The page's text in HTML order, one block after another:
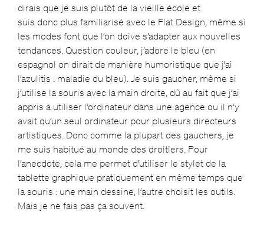
dirais que je suis plutôt de la vieille école et
suis donc plus familiarisé avec le Flat Design, même si
les modes font que l’on doive s’adapter aux nouvelles
tendances. Question couleur, j’adore le bleu (en
espagnol on dirait de manière humoristique que j’ai
l’azulitis : maladie du bleu). Je suis gaucher, même si
j’utilise la souris avec la main droite, dû au fait que j’ai
appris à utiliser l’ordinateur dans une agence ou il n’y
avait qu’un seul ordinateur pour plusieurs directeurs
artistiques. Donc comme la plupart des gauchers, je
me suis habitué au monde des droitiers. Pour
l’anecdote, cela me permet d’utiliser le stylet de la
tablette graphique pratiquement en même temps que
la souris : une main dessine, l’autre choisit les outils.
Mais je ne fais pas ça souvent.